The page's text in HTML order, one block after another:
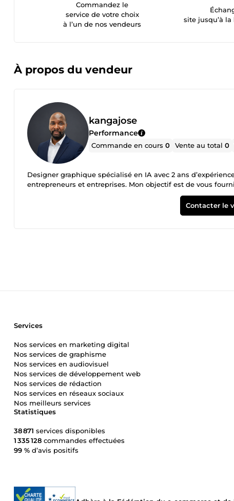
Commandez le
service de votre choix
à l’un de nos vendeurs
site jusqu’à
À propos du vendeur
kangajose
Performance
Commande en cours0 Vente au total0
Designer graphique spécialisé en IA avec 2 ans
entrepreneurs et entreprises. Mon objectif est de vous
Contacter le
Statistiques
38 871 services disponibles
1 335 128 commandes effectuées
99 % d’avis positifs
Services
Nos services en marketing digital
Nos services de graphisme
Nos services en audiovisuel
Nos services de développement web
Nos services de rédaction
Nos services en réseaux sociaux
Nos meilleurs services